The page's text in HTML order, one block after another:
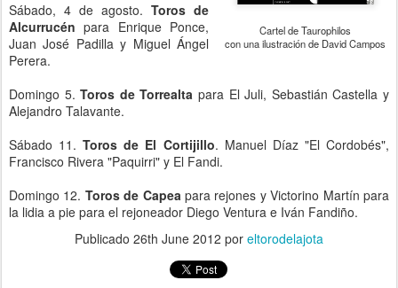
Cartel de Taurophilos
con una ilustración de David Campos
Sábado, 4 de agosto. Toros de
Alcurrucén para Enrique Ponce,
Juan José Padilla y Miguel Ángel
Perera.
Domingo 5.Toros de Torrealta para El Juli, Sebastián Castella y
Alejandro Talavante.
Sábado 11.Toros de El Cortijillo. Manuel Díaz "El Cordobés",
Francisco Rivera "Paquirri" y El Fandi.
Domingo 12. Toros de Capeapara rejones y Victorino Martín para
la lidia a pie para el rejoneador Diego Ventura e Iván Fandiño.
Publicado 26th June 2012 por eltorodelajota